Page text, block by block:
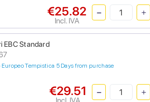
€25.82
Incl. IVA
EBC Standard
Tempistica 5 Days from purchase
€29.51